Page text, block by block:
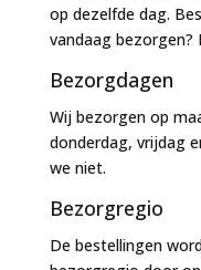
op dezelfde dag.
vandaag bezorgen?
Bezorgdagen
Wij bezorgen op
donderdag, vrijdag
we niet.
Bezorgregio
De bestellingen